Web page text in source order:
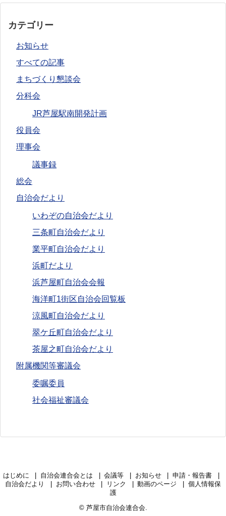
カテゴリー
お知らせ
すべての記事
まちづくり懇談会
分科会
JR芦屋駅南開発計画
役員会
理事会
議事録
総会
自治会だより
いわぞの自治会だより
三条町自治会だより
業平町自治会だより
浜町だより
浜芦屋町自治会会報
海洋町1街区自治会回覧板
涼風町自治会だより
翠ケ丘町自治会だより
茶屋之町自治会だより
附属機関等審議会
委嘱委員
社会福祉審議会
はじめに 自治会連合会とは 会議等 お知らせ
申請・報告書
自治会だより
お問い合わせ リンク 動画のページ
個人情報保
護
© 芦屋市自治会連合会